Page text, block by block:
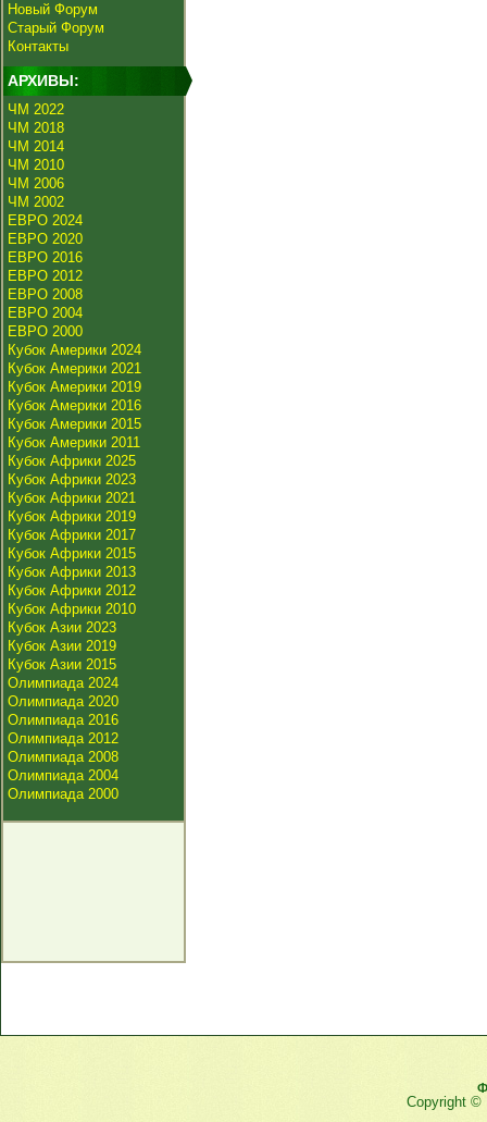
Новый Форум
Старый Форум
Контакты
АРХИВЫ:
ЧМ 2022
ЧМ 2018
ЧМ 2014
ЧМ 2010
ЧМ 2006
ЧМ 2002
ЕВРО 2024
ЕВРО 2020
ЕВРО 2016
ЕВРО 2012
ЕВРО 2008
ЕВРО 2004
ЕВРО 2000
Кубок Америки 2024
Кубок Америки 2021
Кубок Америки 2019
Кубок Америки 2016
Кубок Америки 2015
Кубок Америки 2011
Кубок Африки 2025
Кубок Африки 2023
Кубок Африки 2021
Кубок Африки 2019
Кубок Африки 2017
Кубок Африки 2015
Кубок Африки 2013
Кубок Африки 2012
Кубок Африки 2010
Кубок Азии 2023
Кубок Азии 2019
Кубок Азии 2015
Олимпиада 2024
Олимпиада 2020
Олимпиада 2016
Олимпиада 2012
Олимпиада 2008
Олимпиада 2004
Олимпиада 2000
Copyright ©